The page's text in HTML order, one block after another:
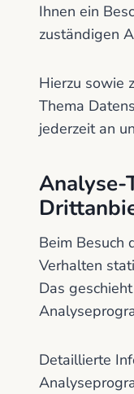
Ihnen ein
zuständigen
Hierzu sowie
Thema
jederzeit an
Analyse-
Beim Besuch
Verhalten
Das
Detaillierte